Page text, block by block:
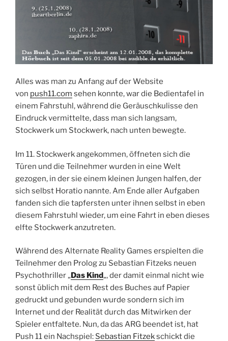
Alles was man zu Anfang auf der Website
von push11.com sehen konnte, war die Bedientafel in
einem Fahrstuhl, während die Geräuschkulisse den
Eindruck vermittelte, dass man sich langsam,
Stockwerk um Stockwerk, nach unten bewegte.
Im 11. Stockwerk angekommen, öffneten sich die
Türen und die Teilnehmer wurden in eine Welt
gezogen, in der sie einem kleinen Jungen halfen, der
sich selbst Horatio nannte. Am Ende aller Aufgaben
fanden sich die tapfersten unter ihnen selbst in eben
diesem Fahrstuhl wieder, um eine Fahrt in eben dieses
elfte Stockwerk anzutreten.
Während des Alternate Reality Games erspielten die
Teilnehmer den Prolog zu Sebastian Fitzeks neuen
Psychothriller „Das Kind„, der damit einmal nicht wie
sonst üblich mit dem Rest des Buches auf Papier
gedruckt und gebunden wurde sondern sich im
Internet und der Realität durch das Mitwirken der
Spieler entfaltete. Nun, da das ARG beendet ist, hat
Push 11 ein Nachspiel: Sebastian Fitzekschickt die